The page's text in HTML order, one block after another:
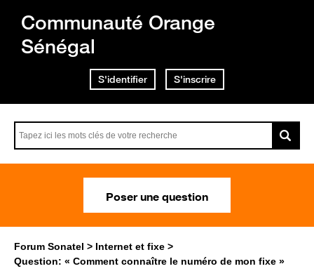
Communauté Orange
Sénégal
S'identifier S'inscrire
Poser une question
Forum Sonatel
Internet et fixe
Question: « Comment connaître le numéro de mon fixe »